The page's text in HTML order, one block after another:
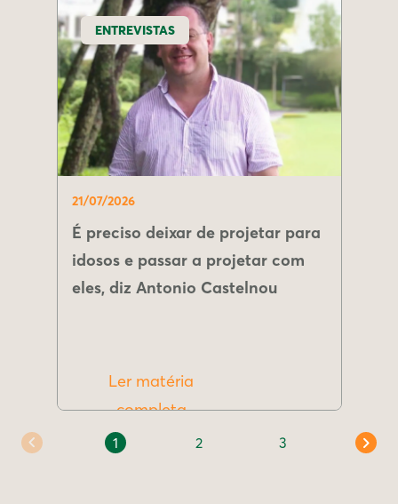
ENTREVISTAS
21/07/2026
É preciso deixar de projetar para
idosos e passar a projetar com
eles, diz Antonio Castelnou
Ler matéria
completa
1 2 3